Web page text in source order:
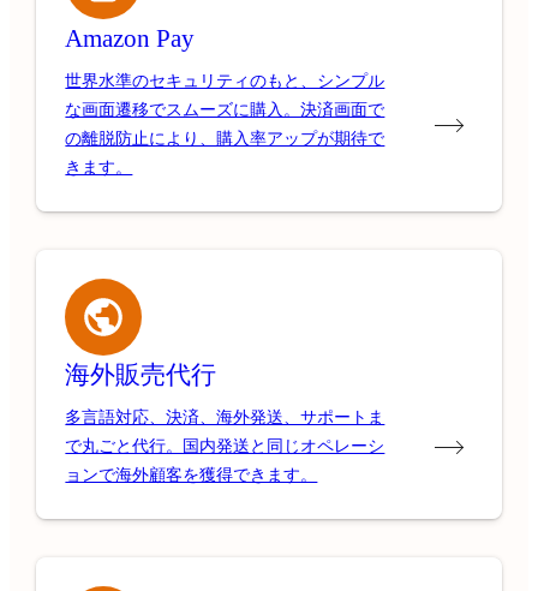
Amazon Pay
世界水準のセキュリティのもと、シンプル
な画面遷移でスムーズに購入。決済画面で
の離脱防止により、購入率アップが期待で
きます。
海外販売代行
多言語対応、決済、海外発送、サポートま
で丸ごと代行。国内発送と同じオペレーシ
ョンで海外顧客を獲得できます。